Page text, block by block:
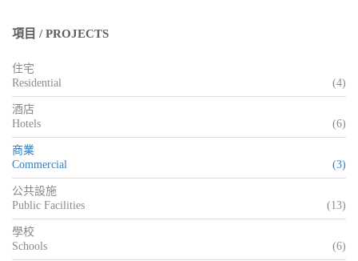
項目 / PROJECTS
住宅
Residential
(4)
酒店
Hotels
(6)
商業
Commercial
(3)
公共設施
Public Facilities
(13)
學校
Schools
(6)